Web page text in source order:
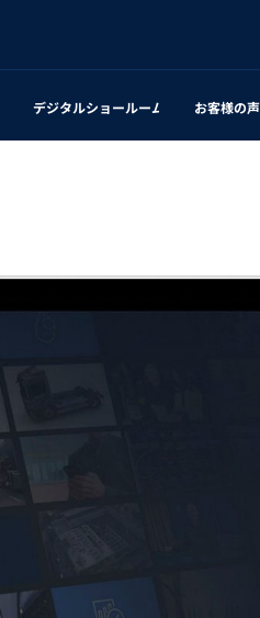
デジタルショールーム お客様の声